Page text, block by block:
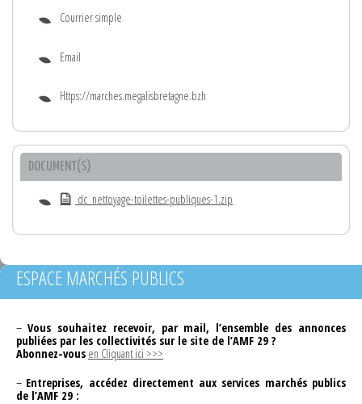
Courrier simple
Email
Https://marches.megalisbretagne.bzh
DOCUMENT(S)
dc_nettoyage-toilettes-publiques-1.zip
ESPACE MARCHÉS PUBLICS
– Vous souhaitez recevoir, par mail, l’ensemble des annonces
publiées par les collectivités sur le site de l’AMF 29 ?
Abonnez-vous en Cliquant ici >>>
– Entreprises, accédez directement aux services marchés publics
de l’AMF 29 :